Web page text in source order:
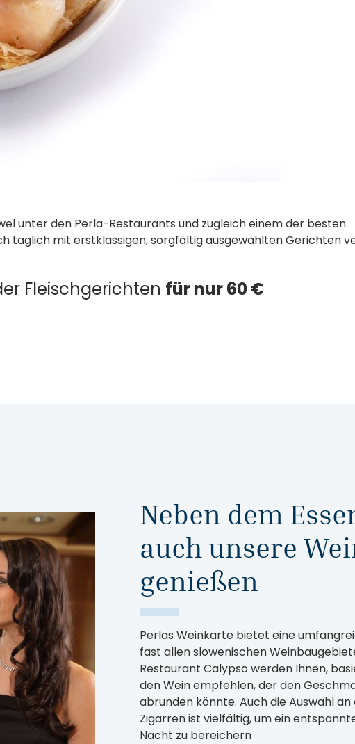
unter den Perla-Restaurants und zugleich einem der besten
täglich mit erstklassigen, sorgfältig ausgewählten Gerichten
Fleischgerichten für nur 60 €
Neben dem
auch unsere
genießen
Perlas Weinkarte bietet eine
fast allen slowenischen
Restaurant Calypso werden Ihnen,
den Wein empfehlen, der den
abrunden könnte. Auch die Auswahl
Zigarren ist vielfältig, um ein
Nacht zu bereichern